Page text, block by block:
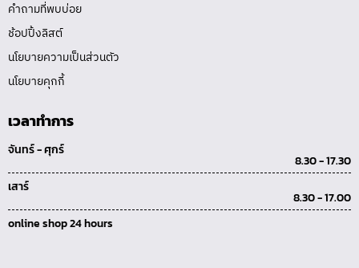
คำถามที่พบบ่อย
ช้อปปิ้งลิสต์
นโยบายความเป็นส่วนตัว
นโยบายคุกกี้
เวลาทำการ
จันทร์ - ศุกร์
8.30 - 17.30
เสาร์
8.30 - 17.00
online shop 24 hours